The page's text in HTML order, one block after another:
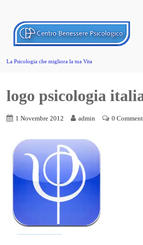
La Psicologia che migliora la tua Vita
logo psicologia
1 Novembre 2012 admin 0 Comment